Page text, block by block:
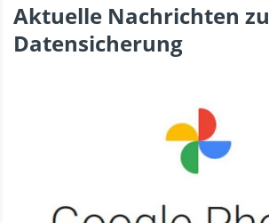
Aktuelle Nachrichten zu
Datensicherung